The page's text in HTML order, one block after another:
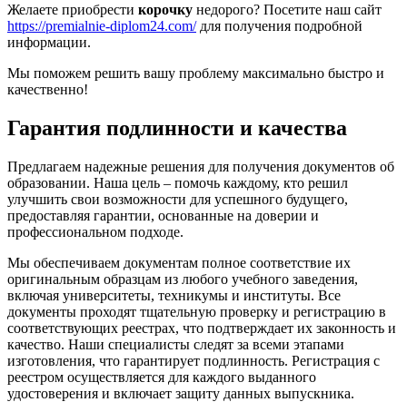
Желаете приобрести корочку недорого? Посетите наш сайт
https://premialnie-diplom24.com/для получения подробной
информации.
Мы поможем решить вашу проблему максимально быстро и
качественно!
Гарантия подлинности и качества
Предлагаем надежные решения для получения документов об
образовании. Наша цель – помочь каждому, кто решил
улучшить свои возможности для успешного будущего,
предоставляя гарантии, основанные на доверии и
профессиональном подходе.
Мы обеспечиваем документам полное соответствие их
оригинальным образцам из любого учебного заведения,
включая университеты, техникумы и институты. Все
документы проходят тщательную проверку и регистрацию в
соответствующих реестрах, что подтверждает их законность и
качество. Наши специалисты следят за всеми этапами
изготовления, что гарантирует подлинность. Регистрация с
реестром осуществляется для каждого выданного
удостоверения и включает защиту данных выпускника.